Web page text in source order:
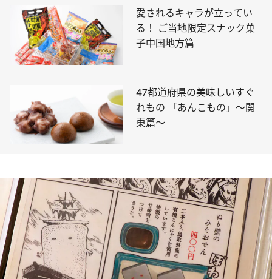
愛されるキャラが立ってい
る！ ご当地限定スナック菓
子中国地方篇
47都道府県の美味しいすぐ
れもの 「あんこもの」～関
東篇～